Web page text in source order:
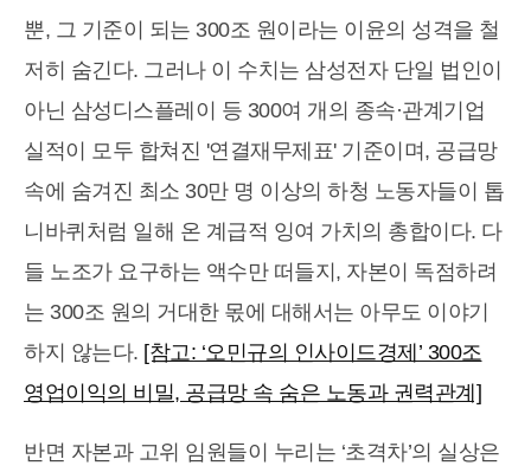
뿐, 그 기준이 되는 300조 원이라는 이윤의 성격을 철
저히 숨긴다. 그러나 이 수치는 삼성전자 단일 법인이
아닌 삼성디스플레이 등 300여 개의 종속·관계기업
실적이 모두 합쳐진 '연결재무제표' 기준이며, 공급망
속에 숨겨진 최소 30만 명 이상의 하청 노동자들이 톱
니바퀴처럼 일해 온 계급적 잉여 가치의 총합이다. 다
들 노조가 요구하는 액수만 떠들지, 자본이 독점하려
는 300조 원의 거대한 몫에 대해서는 아무도 이야기
하지 않는다. [참고: ‘오민규의 인사이드경제’ 300조
영업이익의 비밀, 공급망 속 숨은 노동과 권력관계]
반면 자본과 고위 임원들이 누리는 ‘초격차’의 실상은